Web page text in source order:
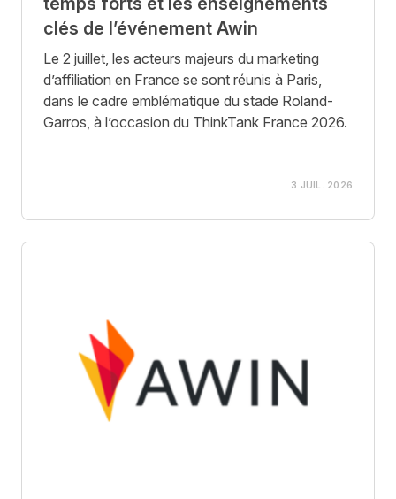
clés de l’événement Awin
Le 2 juillet, les acteurs majeurs du marketing
d’affiliation en France se sont réunis à Paris,
dans le cadre emblématique du stade Roland-
Garros, à l’occasion du ThinkTank France 2026.
3 JUIL. 2026